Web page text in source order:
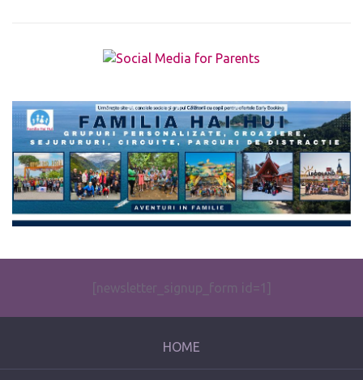
The form you have selected does not exist.
[newsletter_signup_form id=1]
HOME